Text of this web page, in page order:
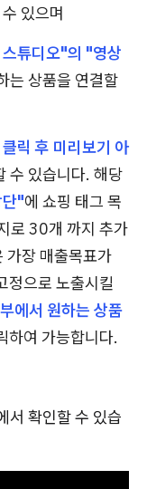
있으며
튜디오"의 "영상
는 상품을 연결할
릭 후 미리보기 아
수 있습니다. 해당
"에 쇼핑 태그 목
로 30개 까지 추가
가장 매출목표가
정으로 노출시킬
에서 원하는 상품
하여 가능합니다.
서 확인할 수 있습